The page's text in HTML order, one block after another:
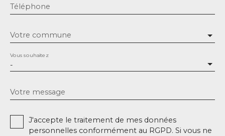
Téléphone
Votre commune
-
Vous souhaitez
Votre message
J'accepte le traitement de mes données
personnelles conformément au RGPD. Si vous ne